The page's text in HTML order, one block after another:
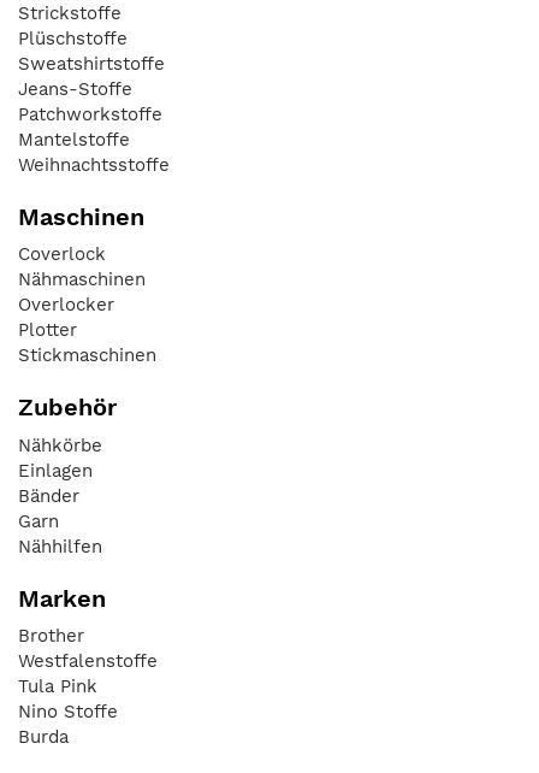
Strickstoffe
Plüschstoffe
Sweatshirtstoffe
Jeans-Stoffe
Patchworkstoffe
Mantelstoffe
Weihnachtsstoffe
Maschinen
Coverlock
Nähmaschinen
Overlocker
Plotter
Stickmaschinen
Zubehör
Nähkörbe
Einlagen
Bänder
Garn
Nähhilfen
Marken
Brother
Westfalenstoffe
Tula Pink
Nino Stoffe
Burda